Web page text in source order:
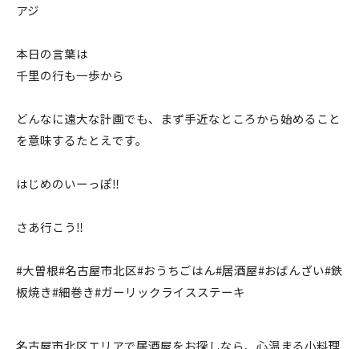
アジ
本日の言葉は
千里の行も一歩から
どんなに遠大な計画でも、まず手近なところから始めること
を意味するたとえです。
はじめのいーっぽ‼️
さあ行こう‼️
#大曽根#名古屋市北区#おうちごはん#居酒屋#おばんざい#鉄
板焼き#細巻き#ガーリックライスステーキ
名古屋市北区エリアで居酒屋をお探しなら、心温まる小料理